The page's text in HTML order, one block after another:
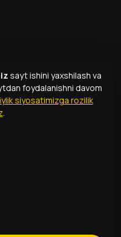
sayt ishini yaxshilash va
foydalanishni davom
siyosatimizga rozilik
.